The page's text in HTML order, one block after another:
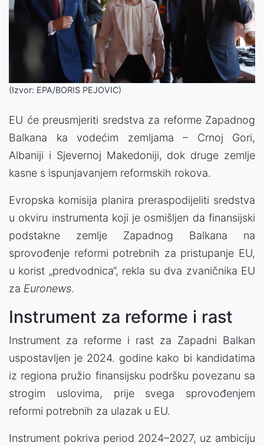
(Izvor: EPA/BORIS PEJOVIC)
EU će preusmjeriti sredstva za reforme Zapadnog
Balkana ka vodećim zemljama – Crnoj Gori,
Albaniji i Sjevernoj Makedoniji, dok druge zemlje
kasne s ispunjavanjem reformskih rokova.
Evropska komisija planira preraspodijeliti sredstva
u okviru instrumenta koji je osmišljen da finansijski
podstakne zemlje Zapadnog Balkana na
sprovođenje reformi potrebnih za pristupanje EU,
u korist „predvodnica“, rekla su dva zvaničnika EU
za Euronews.
Instrument za reforme i rast
Instrument za reforme i rast za Zapadni Balkan
uspostavljen je 2024. godine kako bi kandidatima
iz regiona pružio finansijsku podršku povezanu sa
strogim uslovima, prije svega sprovođenjem
reformi potrebnih za ulazak u EU.
Instrument pokriva period 2024–2027, uz ambiciju